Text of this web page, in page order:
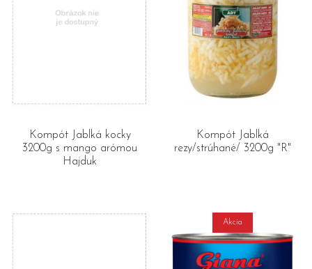
Kompót Jablká kocky
3200g s mango arómou
Hajduk
Kompót Jablká
rezy/strúhané/ 3200g "R"
Akcia